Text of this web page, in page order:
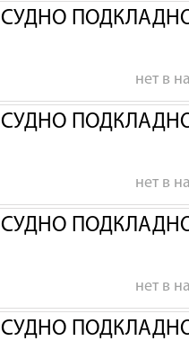
СУДНО
нет в
СУДНО
нет в
СУДНО
нет в
СУДНО